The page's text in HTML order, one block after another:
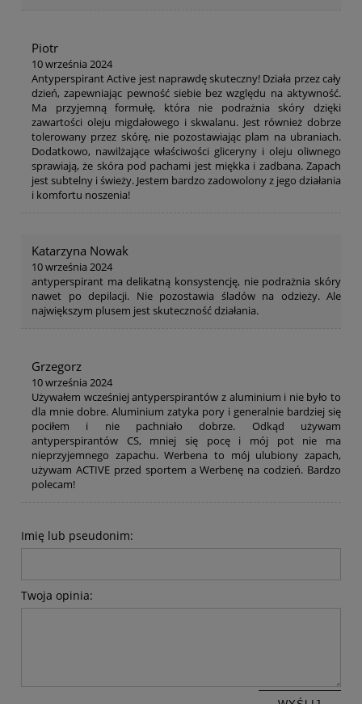
Piotr
10 września 2024
Antyperspirant Active jest naprawdę skuteczny! Działa przez cały
dzień, zapewniając pewność siebie bez względu na aktywność.
Ma przyjemną formułę, która nie podrażnia skóry dzięki
zawartości oleju migdałowego i skwalanu. Jest również dobrze
tolerowany przez skórę, nie pozostawiając plam na ubraniach.
Dodatkowo, nawilżające właściwości gliceryny i oleju oliwnego
sprawiają, że skóra pod pachami jest miękka i zadbana. Zapach
jest subtelny i świeży. Jestem bardzo zadowolony z jego działania
i komfortu noszenia!
Katarzyna Nowak
10 września 2024
antyperspirant ma delikatną konsystencję, nie podrażnia skóry
nawet po depilacji. Nie pozostawia śladów na odzieży. Ale
największym plusem jest skuteczność działania.
Grzegorz
10 września 2024
Używałem wcześniej antyperspirantów z aluminium i nie było to
dla mnie dobre. Aluminium zatyka pory i generalnie bardziej się
pociłem i nie pachniało dobrze. Odkąd używam
antyperspirantów CS, mniej się pocę i mój pot nie ma
nieprzyjemnego zapachu. Werbena to mój ulubiony zapach,
używam ACTIVE przed sportem a Werbenę na codzień. Bardzo
polecam!
Imię lub pseudonim:
Twoja opinia: